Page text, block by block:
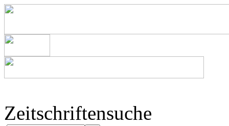
Zeitschriftensuche